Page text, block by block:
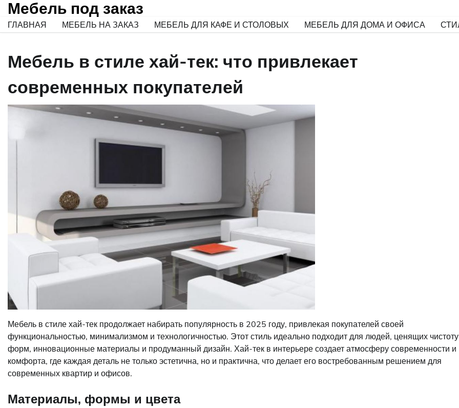
Skip
content
Мебель под заказ
ГЛАВНАЯ МЕБЕЛЬ НА ЗАКАЗ МЕБЕЛЬ ДЛЯ КАФЕ И СТОЛОВЫХ МЕБЕЛЬ ДЛЯ ДОМА И ОФИСА
Мебель в стиле хай-тек: что привлекает
современных покупателей
Мебель в стиле хай-тек продолжает набирать популярность в 2025 году, привлекая покупателей своей
функциональностью, минимализмом и технологичностью. Этот стиль идеально подходит для людей, ценящих чистоту
форм, инновационные материалы и продуманный дизайн. Хай-тек в интерьере создает атмосферу современности и
комфорта, где каждая деталь не только эстетична, но и практична, что делает его востребованным решением для
современных квартир и офисов.
Материалы, формы и цвета